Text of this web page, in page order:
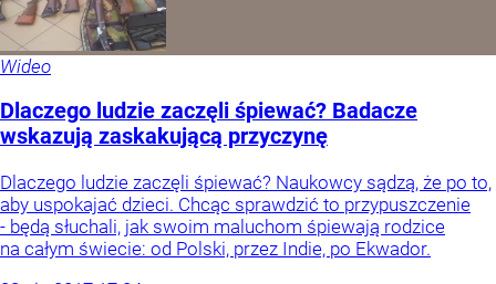
Wideo
Dlaczego ludzie zaczęli śpiewać? Badacze
wskazują zaskakującą przyczynę
Dlaczego ludzie zaczęli śpiewać? Naukowcy sądzą, że po to,
aby uspokajać dzieci. Chcąc sprawdzić to przypuszczenie
- będą słuchali, jak swoim maluchom śpiewają rodzice
na całym świecie: od Polski, przez Indie, po Ekwador.